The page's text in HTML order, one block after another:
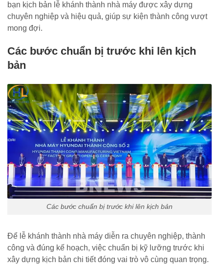
bạn kịch bản lễ khánh thành nhà máy được xây dựng
chuyên nghiệp và hiệu quả, giúp sự kiện thành công vượt
mong đợi.
Các bước chuẩn bị trước khi lên kịch
bản
Các bước chuẩn bị trước khi lên kịch bản
Để lễ khánh thành nhà máy diễn ra chuyên nghiệp, thành
công và đúng kế hoạch, việc chuẩn bị kỹ lưỡng trước khi
xây dựng kịch bản chi tiết đóng vai trò vô cùng quan trọng.